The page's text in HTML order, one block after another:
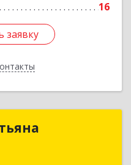
16
заявку
заявку
Татьяна